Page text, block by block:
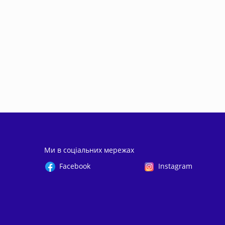
Ми в соціальних мережах
Facebook
Instagram